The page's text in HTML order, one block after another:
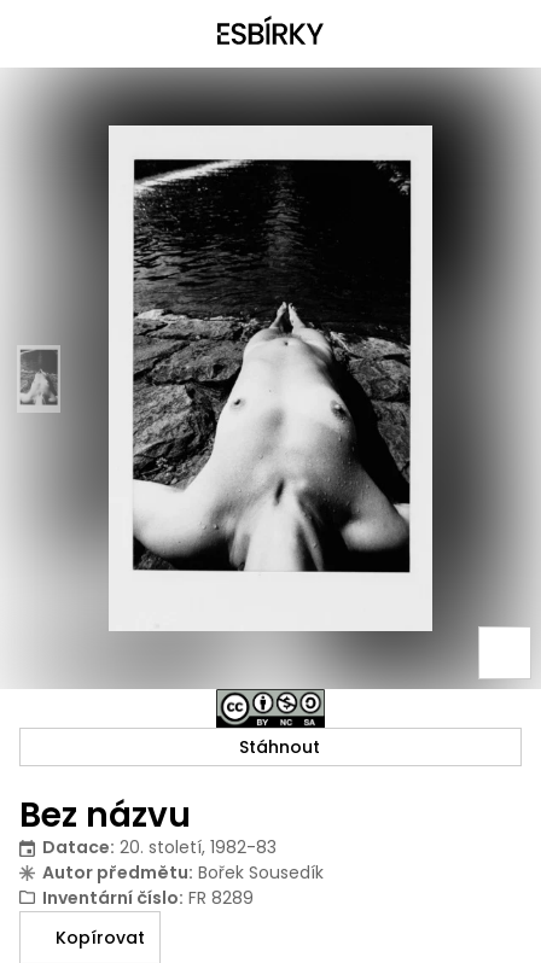
Bez názvu
Datace: 20. století, 1982-83
Autor předmětu: Bořek Sousedík
Inventární číslo: FR 8289
Kopírovat
Stáhnout